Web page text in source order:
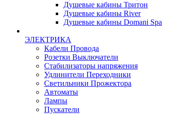
Душевые кабины Тритон
Душевые кабины River
Душевые кабины Domani Spa
ЭЛЕКТРИКА
Кабели Провода
Розетки Выключатели
Стабилизаторы напряжения
Удлинители Переходники
Светильники Прожектора
Автоматы
Лампы
Пускатели